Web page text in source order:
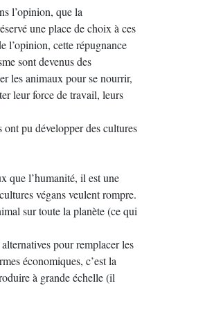
l’opinion, que la
une place de choix à ces
l’opinion, cette répugnance
sont devenus des
les animaux pour se nourrir,
leur force de travail, leurs
pu développer des cultures
que l’humanité, il est une
végans veulent rompre.
sur toute la planète (ce qui
pour remplacer les
économiques, c’est la
à grande échelle (il